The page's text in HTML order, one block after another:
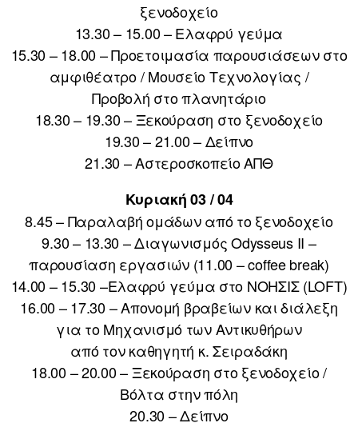
ξενοδοχείο
13.30 – 15.00 – Ελαφρύ γεύμα
15.30 – 18.00 – Προετοιμασία παρουσιάσεων στο
αμφιθέατρο / Μουσείο Τεχνολογίας /
Προβολή στο πλανητάριο
18.30 – 19.30 – Ξεκούραση στο ξενοδοχείο
19.30 – 21.00 – Δείπνο
21.30 – Αστεροσκοπείο ΑΠΘ
Κυριακή 03 / 04
8.45 – Παραλαβή ομάδων από το ξενοδοχείο
9.30 – 13.30 – Διαγωνισμός Odysseus II –
παρουσίαση εργασιών (11.00 – coffee break)
14.00 – 15.30 –Ελαφρύ γεύμα στο ΝΟΗΣΙΣ (LOFT)
16.00 – 17.30 – Απονομή βραβείων και διάλεξη
για το Μηχανισμό των Αντικυθήρων
από τον καθηγητή κ. Σειραδάκη
18.00 – 20.00 – Ξεκούραση στο ξενοδοχείο /
Βόλτα στην πόλη
20.30 – Δείπνο